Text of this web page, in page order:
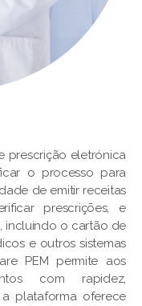
prescrição eletrónica
o processo para
de emitir receitas
prescrições, e
incluindo o cartão de
e outros sistemas
PEM permite aos
com rapidez,
plataforma oferece